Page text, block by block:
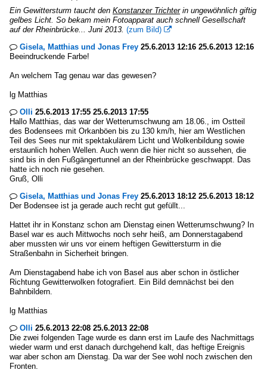
Ein Gewittersturm taucht den Konstanzer Trichterin ungewöhnlich giftig
gelbes Licht. So bekam mein Fotoapparat auch schnell Gesellschaft
auf der Rheinbrücke... Juni 2013. (zum Bild) 
 Gisela, Matthias und Jonas Frey 25.6.2013 12:16 25.6.2013 12:16
Beeindruckende Farbe!
An welchem Tag genau war das gewesen?
lg Matthias
 Olli 25.6.2013 17:55 25.6.2013 17:55
Hallo Matthias, das war der Wetterumschwung am 18.06., im Ostteil
des Bodensees mit Orkanböen bis zu 130 km/h, hier am Westlichen
Teil des Sees nur mit spektakulärem Licht und Wolkenbildung sowie
erstaunlich hohen Wellen. Auch wenn die hier nicht so aussehen, die
sind bis in den Fußgängertunnel an der Rheinbrücke geschwappt. Das
hatte ich noch nie gesehen.
Gruß, Olli
 Gisela, Matthias und Jonas Frey 25.6.2013 18:12 25.6.2013 18:12
Der Bodensee ist ja gerade auch recht gut gefüllt...
Hattet ihr in Konstanz schon am Dienstag einen Wetterumschwung? In
Basel war es auch Mittwochs noch sehr heiß, am Donnerstagabend
aber mussten wir uns vor einem heftigen Gewittersturm in die
Straßenbahn in Sicherheit bringen.
Am Dienstagabend habe ich von Basel aus aber schon in östlicher
Richtung Gewitterwolken fotografiert. Ein Bild demnächst bei den
Bahnbildern.
lg Matthias
 Olli 25.6.2013 22:08 25.6.2013 22:08
Die zwei folgenden Tage wurde es dann erst im Laufe des Nachmittags
wieder warm und erst danach durchgehend kalt, das heftige Ereignis
war aber schon am Dienstag. Da war der See wohl noch zwischen den
Fronten.